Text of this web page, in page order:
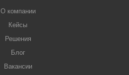
О компании
Кейсы
Решения
Блог
Вакансии